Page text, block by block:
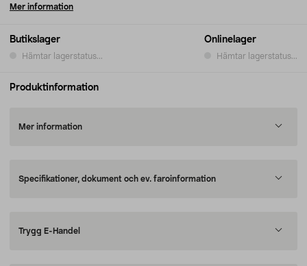
Butikslager
Hämtar lagerstatus...
Onlinelager
Hämtar lagerstatus...
Mer information
Produktinformation
Mer information
Specifikationer, dokument och ev. faroinformation
Trygg E-Handel